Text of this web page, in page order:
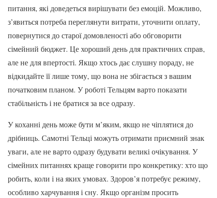
питання, які доведеться вирішувати без емоцій. Можливо,
з’явиться потреба переглянути витрати, уточнити оплату,
повернутися до старої домовленості або обговорити
сімейний бюджет. Це хороший день для практичних справ,
але не для впертості. Якщо хтось дає слушну пораду, не
відкидайте її лише тому, що вона не збігається з вашим
початковим планом. У роботі Тельцям варто показати
стабільність і не братися за все одразу.
У коханні день може бути м’яким, якщо не чіплятися до
дрібниць. Самотні Тельці можуть отримати приємний знак
уваги, але не варто одразу будувати великі очікування. У
сімейних питаннях краще говорити про конкретику: хто що
робить, коли і на яких умовах. Здоров’я потребує режиму,
особливо харчування і сну. Якщо організм просить